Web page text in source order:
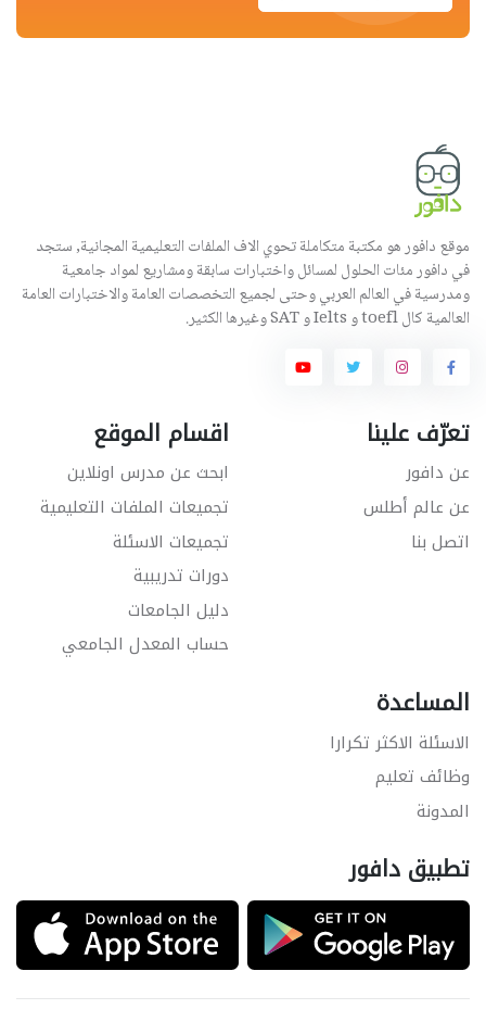
موقع دافور هو مكتبة متكاملة تحوي الاف الملفات التعليمية المجانية, ستجد
في دافور مئات الحلول لمسائل واختبارات سابقة ومشاريع لمواد جامعية
ومدرسية في العالم العربي وحتى لجميع التخصصات العامة والاختبارات العامة
العالمية كال toefl و Ielts و SAT وغيرها الكثير.
تعرّف علينا
عن دافور
عن عالم أطلس
اتصل بنا
اقسام الموقع
ابحث عن مدرس اونلاين
تجميعات الملفات التعليمية
تجميعات الاسئلة
دورات تدريبية
دليل الجامعات
حساب المعدل الجامعي
المساعدة
الاسئلة الاكثر تكرارا
وظائف تعليم
المدونة
تطبيق دافور